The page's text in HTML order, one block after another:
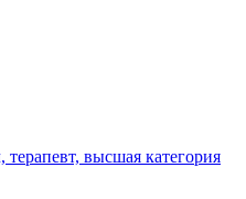
терапевт, высшая категория